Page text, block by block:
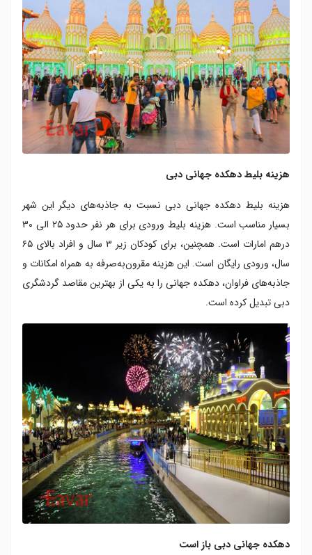
هزینه بلیط دهکده جهانی دبی
هزینه بلیط دهکده جهانی دبی نسبت به جاذبه‌های دیگر این شهر
بسیار مناسب است. هزینه بلیط ورودی برای هر نفر حدود ۲۵ الی ۳۰
درهم امارات است. همچنین، برای کودکان زیر ۳ سال و افراد بالای ۶۵
سال، ورودی رایگان است. این هزینه مقرون‌به‌صرفه به همراه امکانات و
جاذبه‌های فراوان، دهکده جهانی را به یکی از بهترین مقاصد گردشگری
دبی تبدیل کرده است.
دهکده جهانی دبی باز است